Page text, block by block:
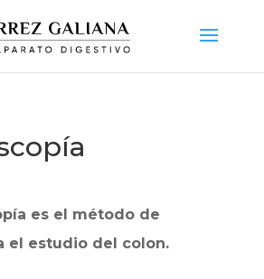
es el método de
el estudio del colon.